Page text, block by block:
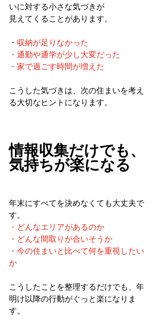
いに対する小さな気づきが
見えてくることがあります。
・ 収納が足りなかった
・通勤や通学が少し大変だった
・家で過ごす時間が増えた
こうした気づきは、次の住まいを考え
る大切なヒントになります。
情報収集だけでも、
気持ちが楽になる
年末にすべてを決めなくても大丈夫で
す。
・どんなエリアがあるのか
・どんな間取りが合いそうか
・今の住まいと比べて何を重視したい
か
こうしたことを整理するだけでも、年
明け以降の行動がぐっと楽になりま
す。